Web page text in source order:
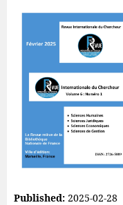
Published: 2025-02-28